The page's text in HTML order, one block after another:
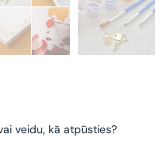
veidu, kā atpūsties?